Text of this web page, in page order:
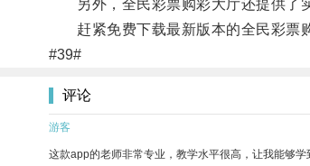
另外，全民彩票购彩大厅还提供了实
赶紧免费下载最新版本的全民彩票购
#39#
评论
游客
这款app的老师非常专业，教学水平很高，让我能够学